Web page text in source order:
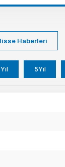
Haberleri
5Yıl